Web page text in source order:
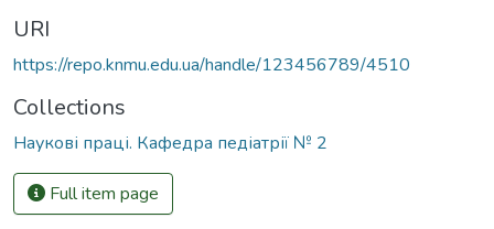
URI
https://repo.knmu.edu.ua/handle/123456789/4510
Collections
Наукові праці. Кафедра педіатрії № 2
Full item page